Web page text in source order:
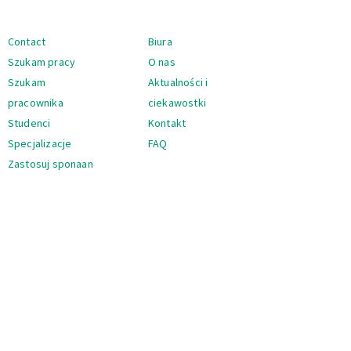
Nawigacja
Contact
Szukam pracy
Szukam
pracownika
Studenci
Specjalizacje
Zastosuj sponaan
Biura
O nas
Aktualności i
ciekawostki
Kontakt
FAQ